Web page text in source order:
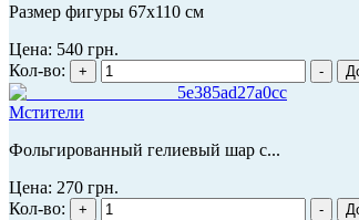
Размер фигуры 67х110 см
Цена: 540 грн.
Кол-во:
Мстители
Фольгированный гелиевый шар с...
Цена: 270 грн.
Кол-во: